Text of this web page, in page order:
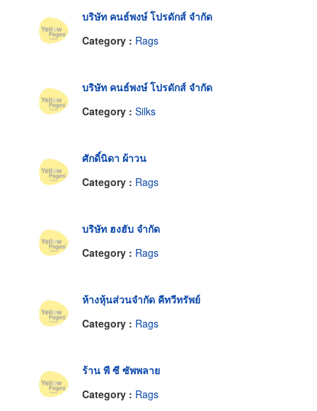
บริษัท คนธ์พงษ์ โปรดักส์ จำกัด
Category : Rags
บริษัท คนธ์พงษ์ โปรดักส์ จำกัด
Category : Silks
ศักดิ์นิดา ผ้าวน
Category : Rags
บริษัท ฮงฮับ จำกัด
Category : Rags
ห้างหุ้นส่วนจำกัด คีทวีทรัพย์
Category : Rags
ร้าน พี ซี ซัพพลาย
Category : Rags